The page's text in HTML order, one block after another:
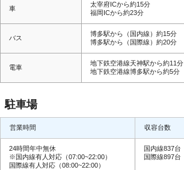
車
太宰府ICから約15分
福岡ICから約23分
バス
博多駅から（国内線）約15分
博多駅から（国際線）約20分
電車
地下鉄空港線天神駅から約11分
地下鉄空港線博多駅から約5分
駐車場
営業時間 収容台数
24時間年中無休
※国内線有人対応（07:00~22:00）
国際線有人対応（08:00~22:00）
国内線837台
国際線897台